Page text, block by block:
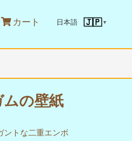
カート 日本語 🇯🇵▼
の壁紙
ントな二重エンボ